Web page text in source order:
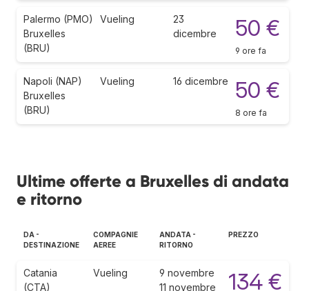
Palermo (PMO)
Bruxelles
(BRU)
Vueling
23
dicembre
50 €
9 ore fa
Napoli (NAP)
Bruxelles
(BRU)
Vueling 16 dicembre 50 €
8 ore fa
Ultime offerte a Bruxelles di andata
e ritorno
DA -
DESTINAZIONE
COMPAGNIE
AEREE
ANDATA -
RITORNO
PREZZO
Catania
(CTA)
Vueling
9 novembre
11 novembre
134 €